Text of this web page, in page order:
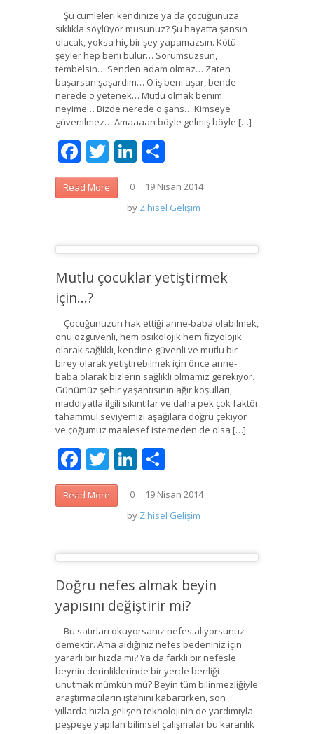
Şu cümleleri kendinize ya da çocuğunuza
sıklıkla söylüyor musunuz? Şu hayatta şansın
olacak, yoksa hiç bir şey yapamazsın. Kötü
şeyler hep beni bulur… Sorumsuzsun,
tembelsin… Senden adam olmaz… Zaten
başarsan şaşardım… O iş beni aşar, bende
nerede o yetenek… Mutlu olmak benim
neyime… Bizde nerede o şans… Kimseye
güvenilmez… Amaaaan böyle gelmiş böyle […]
Facebook
TwitterLinkedIn
Read More 0
19 Nisan 2014
by Zihisel Gelişim
Mutlu çocuklar yetiştirmek
için…?
Çocuğunuzun hak ettiği anne-baba olabilmek,
onu özgüvenli, hem psikolojik hem fizyolojik
olarak sağlıklı, kendine güvenli ve mutlu bir
birey olarak yetiştirebilmek için önce anne-
baba olarak bizlerin sağlıklı olmamız gerekiyor.
Günümüz şehir yaşantısının ağır koşulları,
maddiyatla ilgili sıkıntılar ve daha pek çok faktör
tahammül seviyemizi aşağılara doğru çekiyor
ve çoğumuz maalesef istemeden de olsa […]
Facebook
TwitterLinkedIn
Read More 0
19 Nisan 2014
by Zihisel Gelişim
Doğru nefes almak beyin
yapısını değiştirir mi?
Bu satırları okuyorsanız nefes alıyorsunuz
demektir. Ama aldığınız nefes bedeniniz için
yararlı bir hızda mı? Ya da farklı bir nefesle
beynin derinliklerinde bir yerde benliği
unutmak mümkün mü? Beyin tüm bilinmezliğiyle
araştırmacıların iştahını kabartırken, son
yıllarda hızla gelişen teknolojinin de yardımıyla
peşpeşe yapılan bilimsel çalışmalar bu karanlık